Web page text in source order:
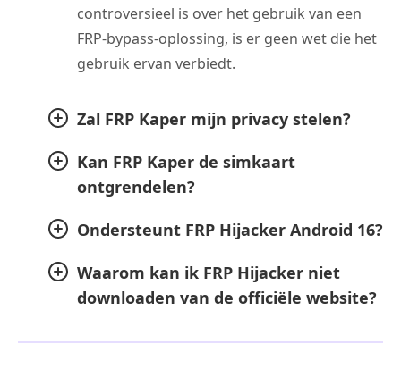
controversieel is over het gebruik van een
FRP-bypass-oplossing, is er geen wet die het
gebruik ervan verbiedt.
Zal FRP Kaper mijn privacy stelen?
Kan FRP Kaper de simkaart
ontgrendelen?
Ondersteunt FRP Hijacker Android 16?
Waarom kan ik FRP Hijacker niet
downloaden van de officiële website?